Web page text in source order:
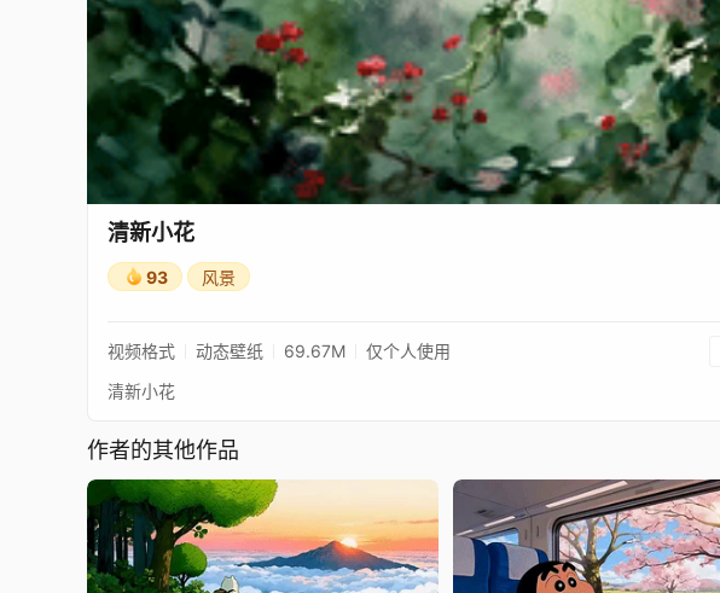
清新小花
93 风景
视频格式 动态壁纸 69.67M 仅个人使用
清新小花
作者的其他作品